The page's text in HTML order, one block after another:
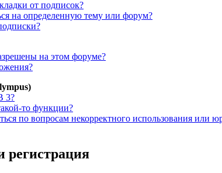
от подписок?
на определенную тему или форум?
на этом форуме?
3?
то функции?
по вопросам некорректного использования или
регистрация